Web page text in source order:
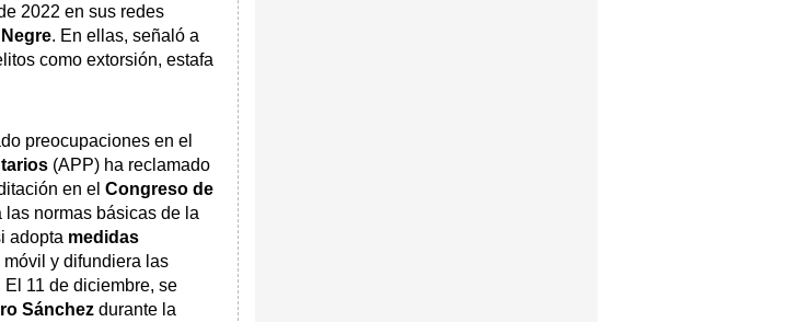
2022 en sus redes
. En ellas, señaló a
como extorsión, estafa
preocupaciones en el
(APP) ha reclamado
en el Congreso de
las normas básicas de la
adopta medidas
y difundiera las
11 de diciembre, se
Sánchez durante la